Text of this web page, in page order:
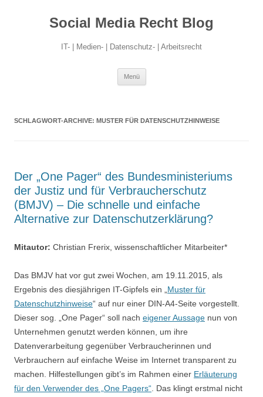
Social Media Recht Blog
IT- | Medien- | Datenschutz- | Arbeitsrecht
Menü
SCHLAGWORT-ARCHIVE: MUSTER FÜR DATENSCHUTZHINWEISE
Der „One Pager“ des Bundesministeriums
der Justiz und für Verbraucherschutz
(BMJV) – Die schnelle und einfache
Alternative zur Datenschutzerklärung?
Mitautor: Christian Frerix, wissenschaftlicher Mitarbeiter*
Das BMJV hat vor gut zwei Wochen, am 19.11.2015, als
Ergebnis des diesjährigen IT-Gipfels ein „ Muster für
Datenschutzhinweise“ auf nur einer DIN-A4-Seite vorgestellt.
Dieser sog. „One Pager“ soll nach eigener Aussage nun von
Unternehmen genutzt werden können, um ihre
Datenverarbeitung gegenüber Verbraucherinnen und
Verbrauchern auf einfache Weise im Internet transparent zu
machen. Hilfestellungen gibt’s im Rahmen einer Erläuterung
für den Verwender des „One Pagers“ . Das klingt erstmal nicht